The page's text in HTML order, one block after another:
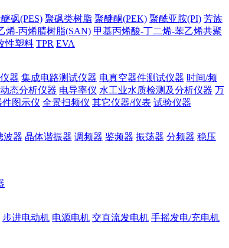
砜(PES) 聚砜类树脂 聚醚酮(PEK) 聚酰亚胺(PI) 芳族
烯-丙烯腈树脂(SAN) 甲基丙烯酸-丁二烯-苯乙烯共聚
性塑料 TPR EVA
器 集成电路测试仪器 电真空器件测试仪器 时间/频
动态分析仪器 电导率仪 水工业水质检测及分析仪器 万
图示仪 全景扫频仪 其它仪器/仪表 试验仪器
波器 晶体谐振器 调频器 鉴频器 振荡器 分频器 稳压
步进电动机 电源电机 交直流发电机 手摇发电/充电机